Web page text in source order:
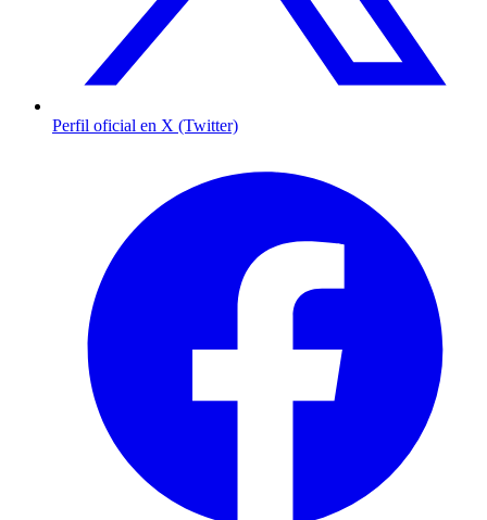
Perfil oficial en X (Twitter)